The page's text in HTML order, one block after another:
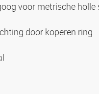
voor metrische holle
door koperen ring